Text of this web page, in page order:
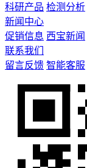
科研产品 检测分析
新闻中心
促销信息 西宝新闻
联系我们
留言反馈 智能客服